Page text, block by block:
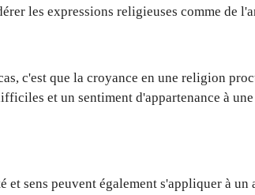
les expressions religieuses comme de
c'est que la croyance en une religion
et un sentiment d'appartenance à
et sens peuvent également s'appliquer à